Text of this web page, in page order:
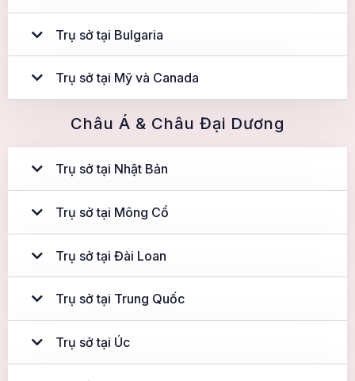
Châu Á & Châu Đại Dương
Trụ sở tại Nhật Bản
Trụ sở tại Mông Cổ
Trụ sở tại Đài Loan
Trụ sở tại Trung Quốc
Trụ sở tại Úc
Trụ sở tại Bulgaria
Trụ sở tại Mỹ và Canada